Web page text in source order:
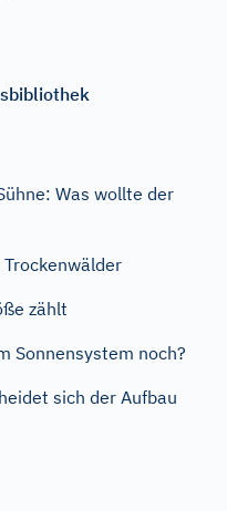
Was wollte der
zählt
Sonnensystem noch?
sich der Aufbau